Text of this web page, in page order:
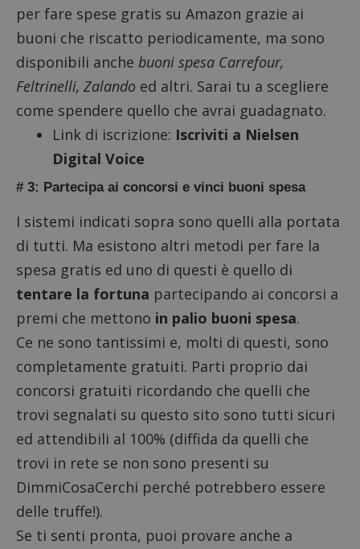
per fare spese gratis su Amazon grazie ai
buoni che riscatto periodicamente, ma sono
disponibili anche buoni spesa Carrefour,
Feltrinelli, Zalando ed altri. Sarai tu a scegliere
come spendere quello che avrai guadagnato.
Link di iscrizione: Iscriviti a Nielsen
Digital Voice
# 3: Partecipa ai concorsi e vinci buoni spesa
I sistemi indicati sopra sono quelli alla portata
di tutti. Ma esistono altri metodi per fare la
spesa gratis ed uno di questi è quello di
tentare la fortuna partecipando ai concorsi a
premi che mettono in palio buoni spesa.
Ce ne sono tantissimi e, molti di questi, sono
completamente gratuiti. Parti proprio dai
concorsi gratuiti ricordando che quelli che
trovi segnalati su questo sito sono tutti sicuri
ed attendibili al 100% (diffida da quelli che
trovi in rete se non sono presenti su
DimmiCosaCerchi perché potrebbero essere
delle truffe!).
Se ti senti pronta, puoi provare anche a